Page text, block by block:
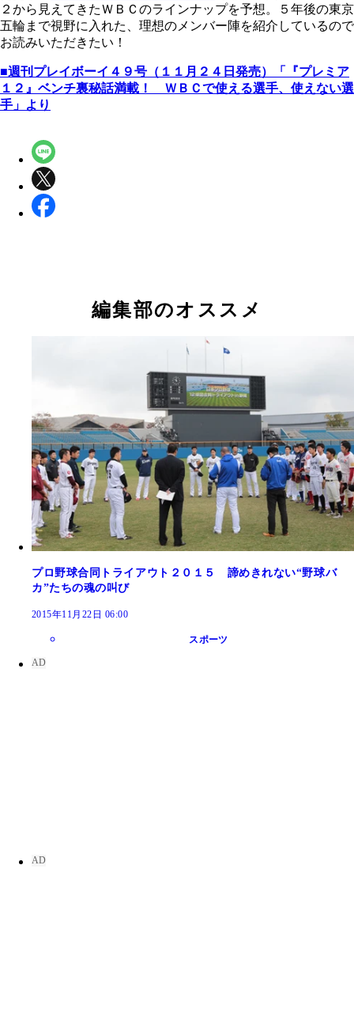
２から見えてきたＷＢＣのラインナップを予想。５年後の東京
五輪まで視野に入れた、理想のメンバー陣を紹介しているので
お読みいただきたい！
■週刊プレイボーイ４９号（１１月２４日発売）「『プレミア
１２』ベンチ裏秘話満載！ ＷＢＣで使える選手、使えない選
手」より
編集部のオススメ
プロ野球合同トライアウト２０１５ 諦めきれない“野球バ
カ”たちの魂の叫び
2015年11月22日 06:00
スポーツ